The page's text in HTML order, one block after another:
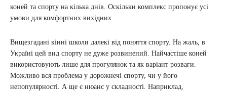
коней та спорту на кілька днів. Оскільки комплекс пропонує усі
умови для комфортних вихідних.
Вищезгадані кінні школи далекі від поняття спорту. На жаль, в
Україні цей вид спорту не дуже розвинений. Найчастіше коней
використовують лише для прогулянок та як варіант розваги.
Можливо вся проблема у дорожнечі спорту, чи у його
непопулярності. А ще є нюанс у складності. Наприклад,